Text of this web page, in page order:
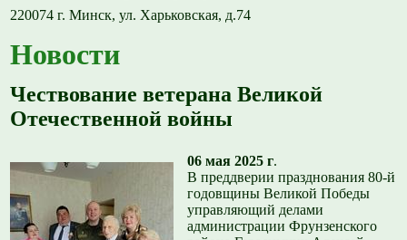
220074 г. Минск, ул. Харьковская, д.74
Новости
Чествование ветерана Великой
Отечественной войны
06 мая 2025 г.
В преддверии празднования 80-й
годовщины Великой Победы
управляющий делами
администрации Фрунзенского